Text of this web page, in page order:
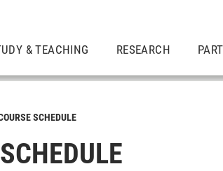
& TEACHING RESEARCH
SCHEDULE